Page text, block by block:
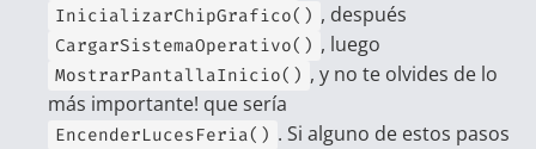
InicializarChipGrafico() , después
CargarSistemaOperativo() , luego
MostrarPantallaInicio() , y no te olvides de lo
más importante! que sería
EncenderLucesFeria() . Si alguno de estos pasos